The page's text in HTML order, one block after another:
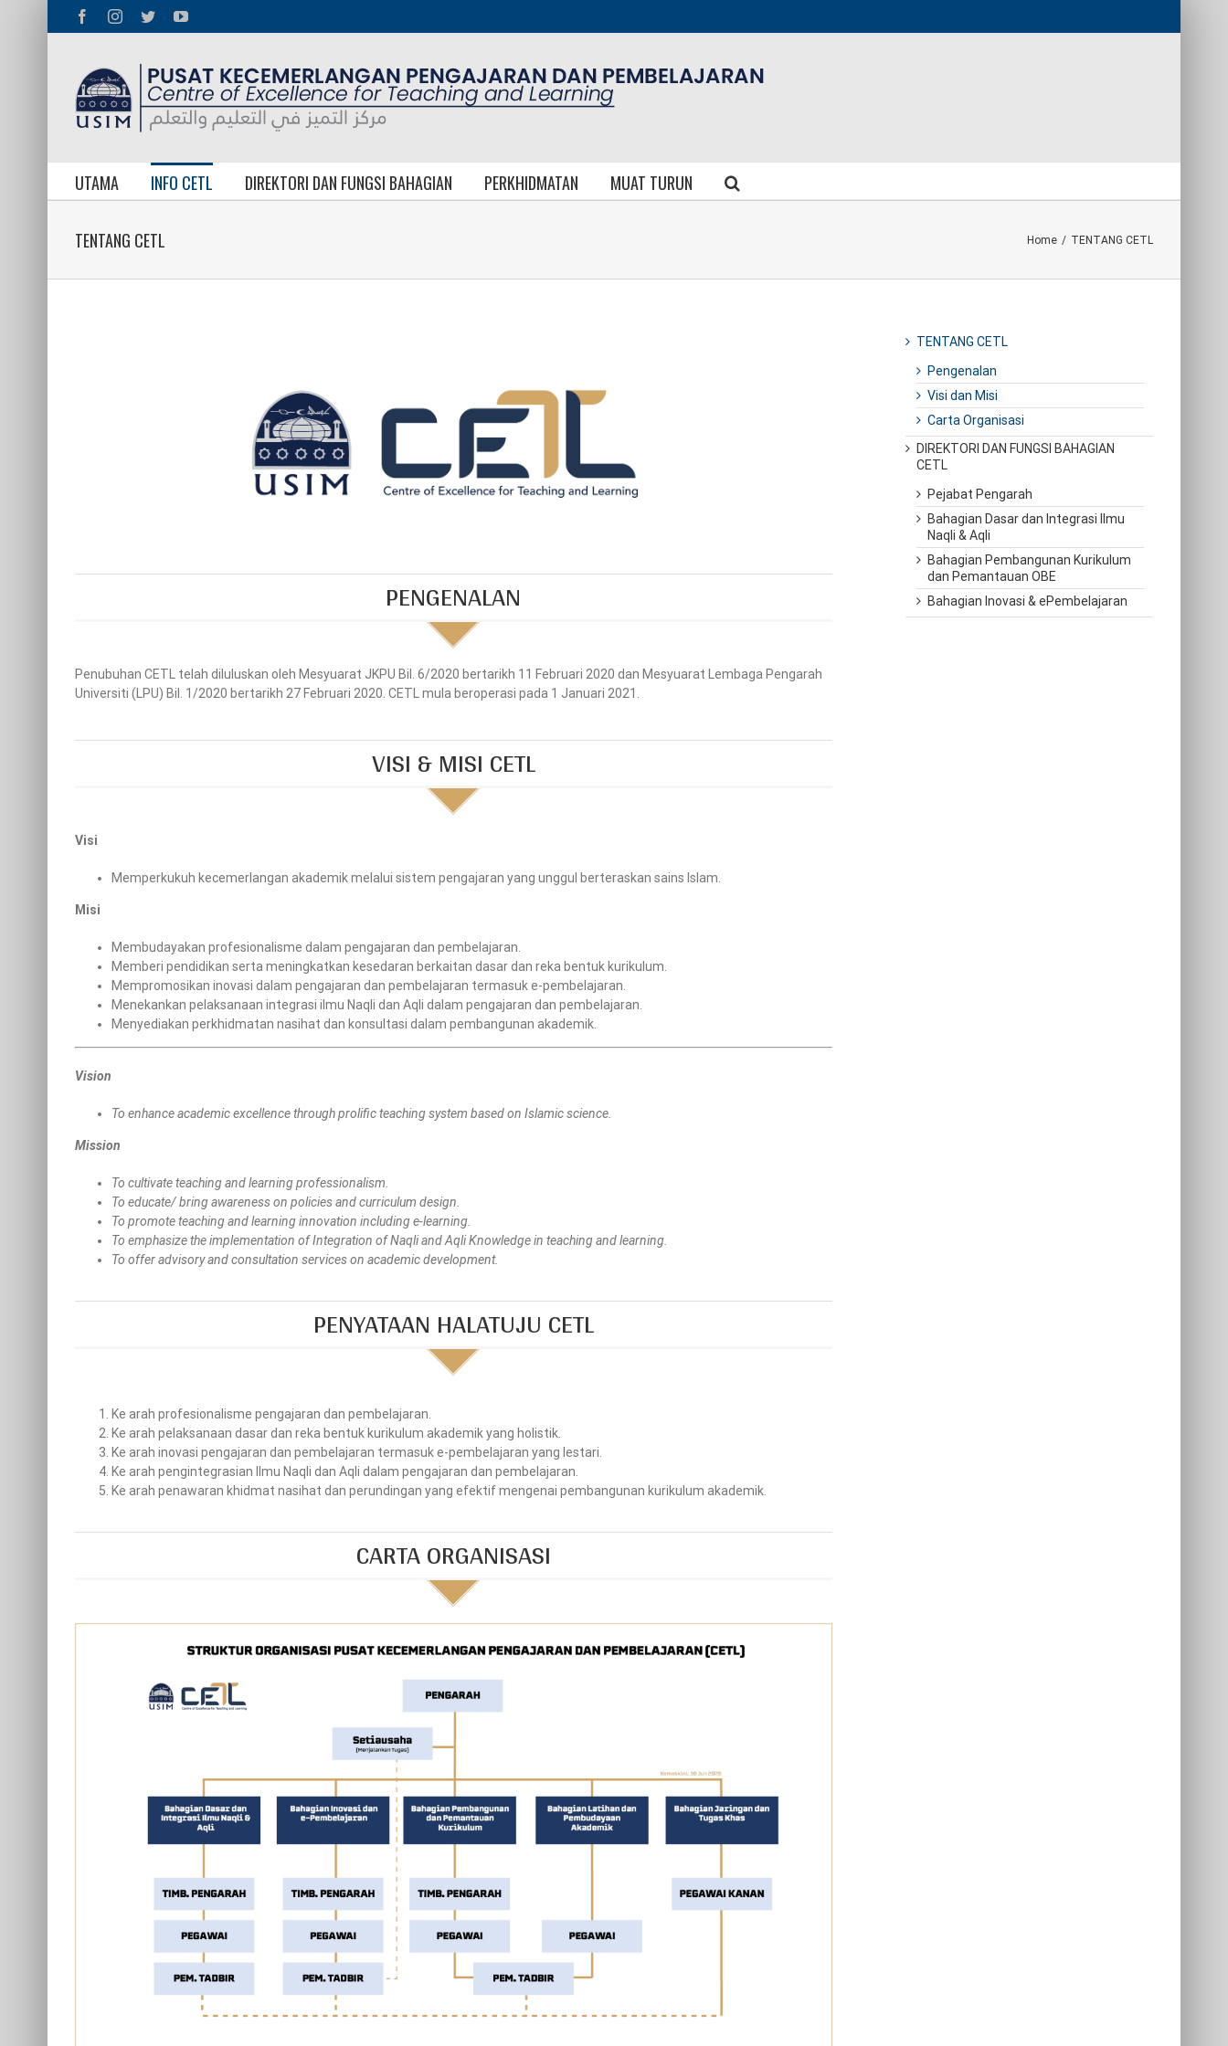
FacebookInstagram
TwitterYouTube
UTAMA INFO CETL DIREKTORI DAN FUNGSI BAHAGIAN PERKHIDMATAN MUAT TURUN
TENTANG CETL Home / TENTANG CETL
PENGENALAN
Penubuhan CETL telah diluluskan oleh Mesyuarat JKPU Bil. 6/2020 bertarikh 11 Februari 2020 dan Mesyuarat Lembaga Pengarah
Universiti (LPU) Bil. 1/2020 bertarikh 27 Februari 2020. CETL mula beroperasi pada 1 Januari 2021.
VISI & MISI CETL
Visi
Memperkukuh kecemerlangan akademik melalui sistem pengajaran yang unggul berteraskan sains Islam.
Misi
Membudayakan profesionalisme dalam pengajaran dan pembelajaran.
Memberi pendidikan serta meningkatkan kesedaran berkaitan dasar dan reka bentuk kurikulum.
Mempromosikan inovasi dalam pengajaran dan pembelajaran termasuk e-pembelajaran.
Menekankan pelaksanaan integrasi ilmu Naqli dan Aqli dalam pengajaran dan pembelajaran.
Menyediakan perkhidmatan nasihat dan konsultasi dalam pembangunan akademik.
Vision
To enhance academic excellence through prolific teaching system based on Islamic science.
Mission
To cultivate teaching and learning professionalism.
To educate/ bring awareness on policies and curriculum design.
To promote teaching and learning innovation including e-learning.
To emphasize the implementation of Integration of Naqli and Aqli Knowledge in teaching and learning.
To offer advisory and consultation services on academic development.
PENYATAAN HALATUJU CETL
Ke arah profesionalisme pengajaran dan pembelajaran.
Ke arah pelaksanaan dasar dan reka bentuk kurikulum akademik yang holistik.
Ke arah inovasi pengajaran dan pembelajaran termasuk e-pembelajaran yang lestari.
Ke arah pengintegrasian Ilmu Naqli dan Aqli dalam pengajaran dan pembelajaran.
Ke arah penawaran khidmat nasihat dan perundingan yang efektif mengenai pembangunan kurikulum akademik.
CARTA ORGANISASI
TENTANG CETL
Pengenalan
Visi dan Misi
Carta Organisasi
DIREKTORI DAN FUNGSI BAHAGIAN
CETL
Pejabat Pengarah
Bahagian Dasar dan Integrasi Ilmu
Naqli & Aqli
Bahagian Pembangunan Kurikulum
dan Pemantauan OBE
Bahagian Inovasi & ePembelajaran